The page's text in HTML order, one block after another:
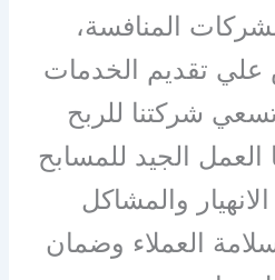
المنافسة،
تقديم الخدمات
تسعي شركتنا للربح
العمل الجيد للمسابح
والمشاكل
العملاء وضمان